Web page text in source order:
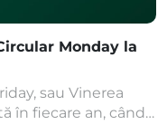
Monday la
sau Vinerea
în fiecare an, când